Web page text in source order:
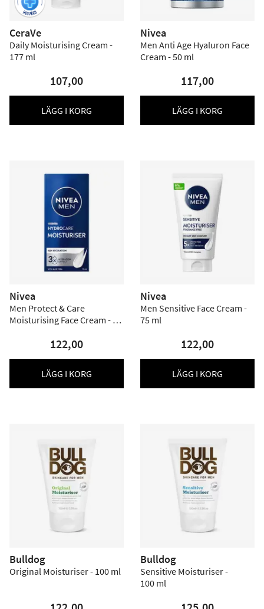
CeraVe
Daily Moisturising Cream -
177 ml
107,00
LÄGG I KORG
Nivea
Men Anti Age Hyaluron Face
Cream - 50 ml
117,00
LÄGG I KORG
Nivea
Men Protect & Care
Moisturising Face Cream - 75
122,00
LÄGG I KORG
Nivea
Men Sensitive Face Cream -
75 ml
122,00
LÄGG I KORG
Bulldog
Original Moisturiser - 100 ml
Bulldog
Sensitive Moisturiser -
100 ml